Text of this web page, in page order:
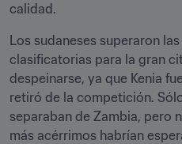
calidad.
Los sudaneses superaron
clasificatorias para la gran
despeinarse, ya que Kenia
retiró de la competición.
separaban de Zambia, pero
más acérrimos habrían